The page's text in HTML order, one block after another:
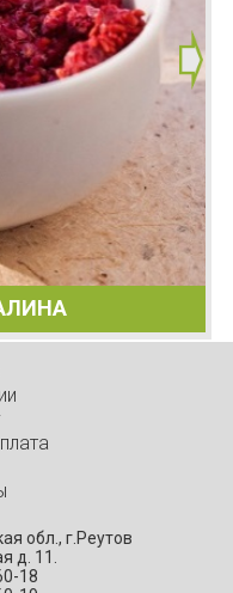
обл., г.Реутов
д. 11.
18